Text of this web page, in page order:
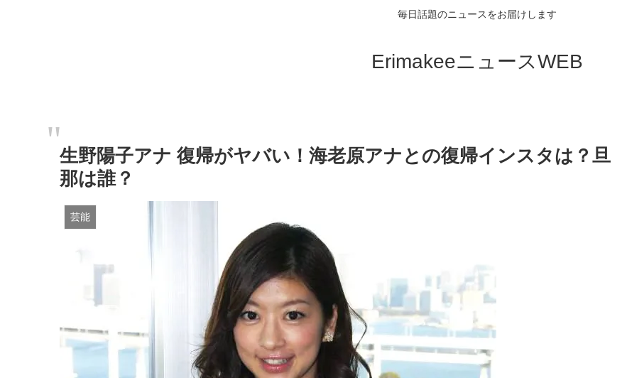
毎日話題のニュースをお届けします
ErimakeeニュースWEB
生野陽子アナ 復帰がヤバい！海老原アナとの復帰インスタは？旦
那は誰？
芸能